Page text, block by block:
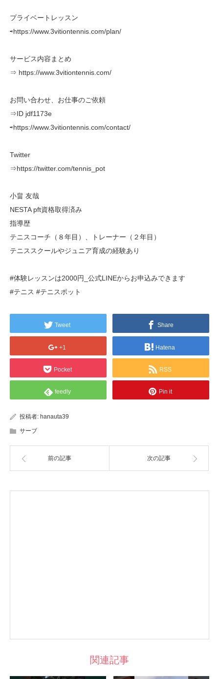
プライベートレッスン
⇨https://www.3vitiontennis.com/plan/
サービス内容まとめ
⇒ https://www.3vitiontennis.com/
お問い合わせ、お仕事のご依頼
⇒ID jdf1173e
⇨https://www.3vitiontennis.com/contact/
Twitter
⇒https://twitter.com/tennis_pot
小畠 友哉
NESTA pft資格取得済み
指導歴
テニスコーチ（８年目）、トレーナー（２年目）
テニススクールやジュニア育成の経験あり
#体験レッスンは2000円_公式LINEからお申込みできます
#テニス #テニスポット
Tweet Share
+1 Hatena
Pocket RSS
feedly Pin it
投稿者: hanauta39
サーブ
前の記事 次の記事
関連記事